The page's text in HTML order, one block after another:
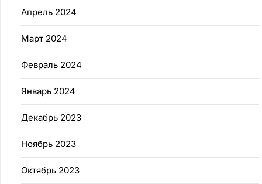
Апрель 2024
Март 2024
Февраль 2024
Январь 2024
Декабрь 2023
Ноябрь 2023
Октябрь 2023